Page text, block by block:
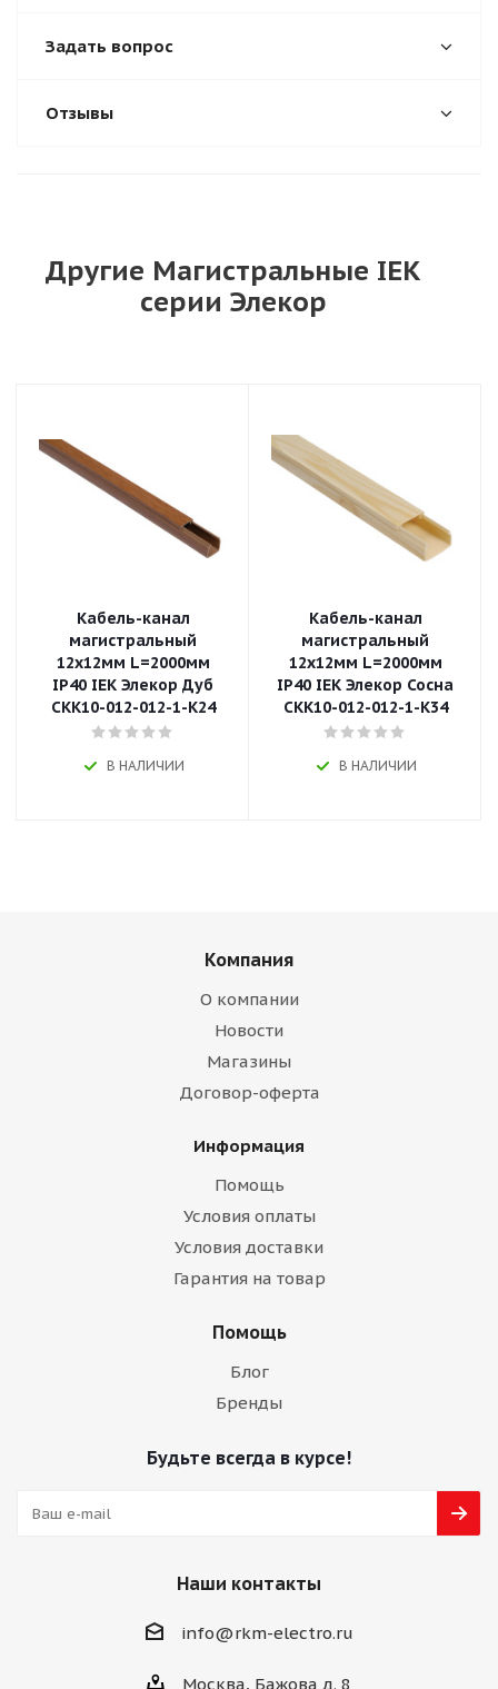
Задать вопрос
Отзывы
Другие Магистральные IEK
серии Элекор
Кабель-канал
магистральный
12х12мм L=2000мм
IP40 IEK Элекор Дуб
CKK10-012-012-1-K24
В НАЛИЧИИ
Кабель-канал
магистральный
12х12мм L=2000мм
IP40 IEK Элекор Сосна
CKK10-012-012-1-K34
В НАЛИЧИИ
Компания
О компании
Новости
Магазины
Договор-оферта
Информация
Помощь
Условия оплаты
Условия доставки
Гарантия на товар
Помощь
Блог
Бренды
Будьте всегда в курсе!
Наши контакты
info@rkm-electro.ru
Москва, Бажова д. 8